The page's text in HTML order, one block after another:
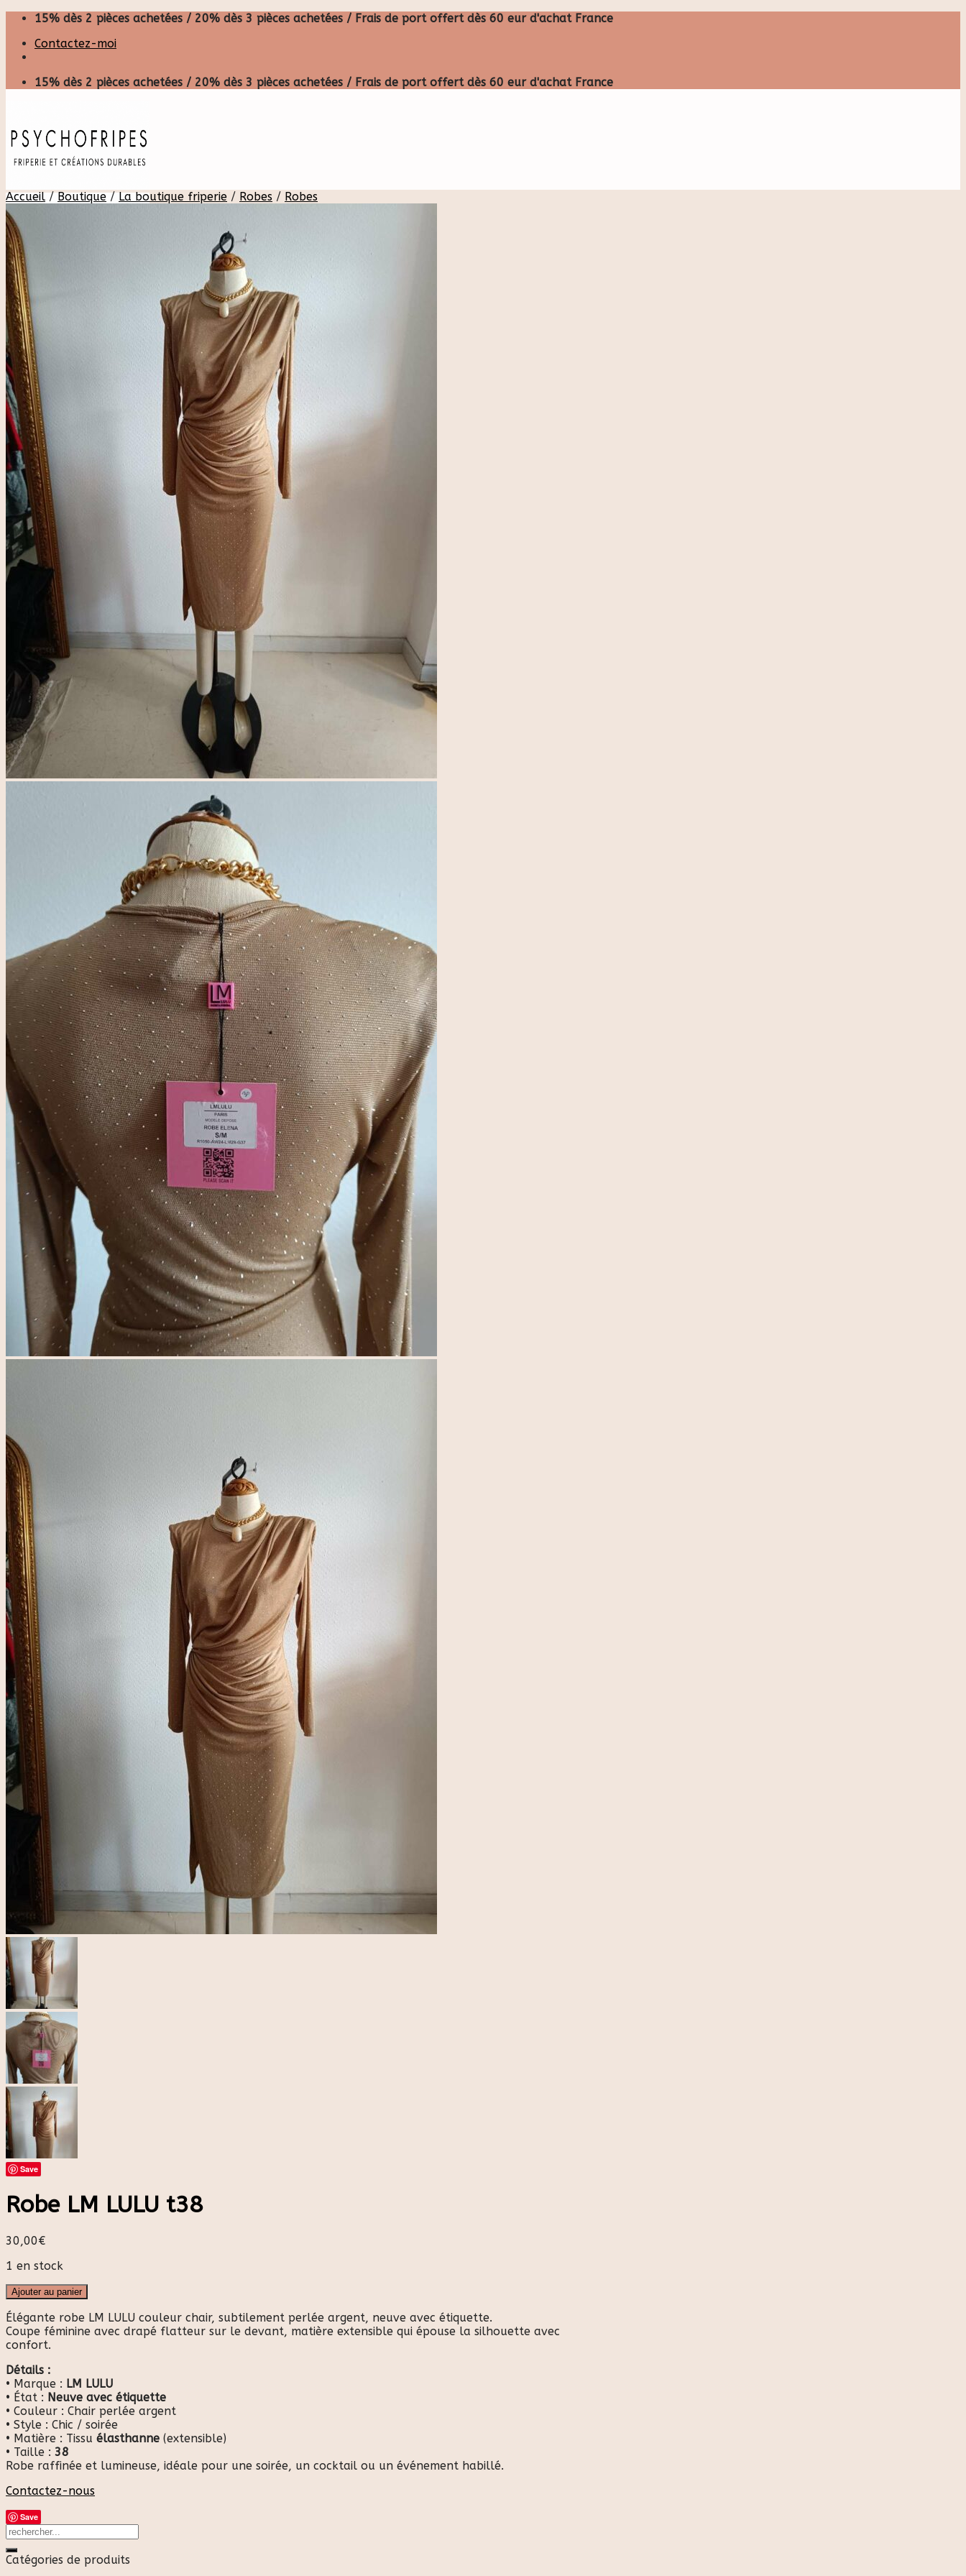
Skip
content
15% dès 2 pièces achetées / 20% dès 3 pièces achetées / Frais de port offert dès 60 eur d'achat France
Contactez-moi
15% dès 2 pièces achetées / 20% dès 3 pièces achetées / Frais de port offert dès 60 eur d'achat France
pour :
Accueil
Rose & Marie
Boutique friperie
Blog
LIVE
Recherche
pour :
Se connecter
0,00
Votre panier est vide.
0
Panier
Votre panier est vide.
Accueil / Boutique / La boutique friperie / Robes / Robes
Save
Robe LM LULU t38
30,00€
1 en stock
Ajouter au panier
Élégante robe LM LULU couleur chair, subtilement perlée argent, neuve avec étiquette.
Coupe féminine avec drapé flatteur sur le devant, matière extensible qui épouse la silhouette avec
confort.
Détails :
• Marque : LM LULU
• État : Neuve avec étiquette
• Couleur : Chair perlée argent
• Style : Chic / soirée
• Matière : Tissu élasthanne (extensible)
• Taille : 38
Robe raffinée et lumineuse, idéale pour une soirée, un cocktail ou un événement habillé.
Contactez-nous
Save
Catégories de produits